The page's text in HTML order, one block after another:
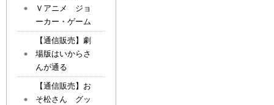
Ｖアニメ ジョ
ーカー・ゲーム
【通信販売】劇
場版はいからさ
んが通る
【通信販売】お
そ松さん グッ